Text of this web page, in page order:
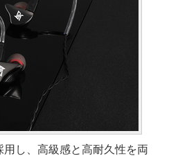
し、高級感と高耐久性を両